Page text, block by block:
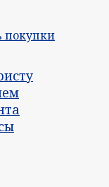
покупки